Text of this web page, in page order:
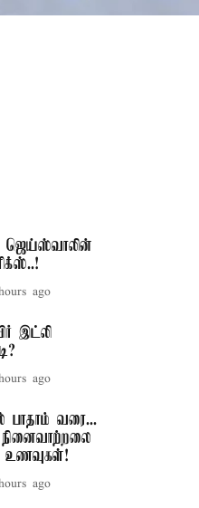
ஜெய்ஸ்வாலின்
ago
இட்லி
ago
பாதாம் வரை...
உணவுகள்!
ago